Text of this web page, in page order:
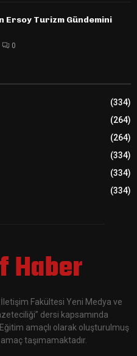
Ersoy Turizm Gündemini
0
(334)
(264)
(264)
(334)
(334)
(334)
Haber
Fakültesi Yeni Medya ve
dersi kapsamında
amaçlı olarak oluşturulmuş
taşımamaktadır.